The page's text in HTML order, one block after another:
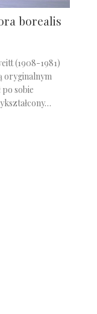
borealis
(1908-1981)
oryginalnym
sobie